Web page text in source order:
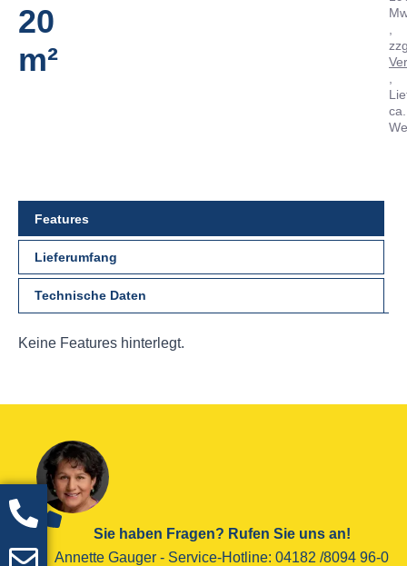
20
m²
Features
Lieferumfang
Technische Daten
Keine Features hinterlegt.
Sie haben Fragen? Rufen Sie uns an!
Annette Gauger - ­Service-Hotline­: 04182 /8094 96-0